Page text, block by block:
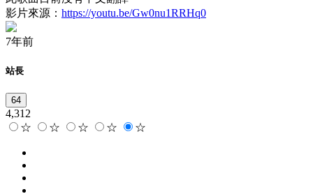
影片來源： https://youtu.be/Gw0nu1RRHq0
7年前
站長
64
4,312
☆
☆ ☆ ☆ ☆